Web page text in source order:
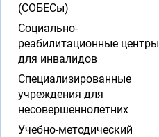
(СОБЕСы)
Социально-
реабилитационные центры
для инвалидов
Специализированные
учреждения для
несовершеннолетних
Учебно-методический